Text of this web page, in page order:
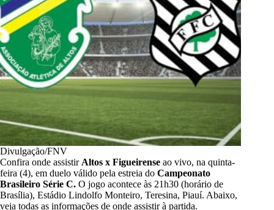
Divulgação/FNV
Confira onde assistir Altos x Figueirense ao vivo, na quinta-
feira (4), em duelo válido pela estreia do Campeonato
Brasileiro Série C. O jogo acontece às 21h30 (horário de
Brasília), Estádio Lindolfo Monteiro, Teresina, Piauí. Abaixo,
veja todas as informações de onde assistir à partida.